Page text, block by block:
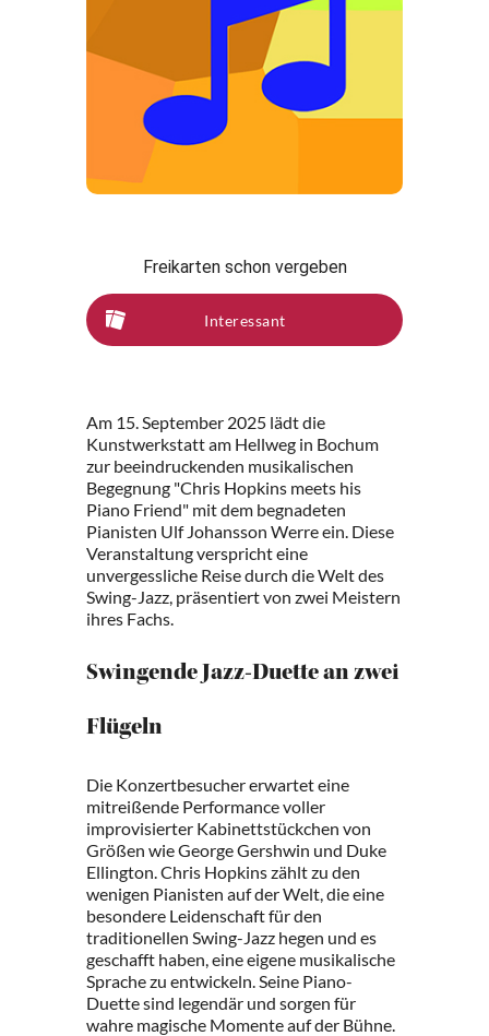
Freikarten schon vergeben
Interessant
Am 15. September 2025 lädt die
Kunstwerkstatt am Hellweg in Bochum
zur beeindruckenden musikalischen
Begegnung "Chris Hopkins meets his
Piano Friend" mit dem begnadeten
Pianisten Ulf Johansson Werre ein. Diese
Veranstaltung verspricht eine
unvergessliche Reise durch die Welt des
Swing-Jazz, präsentiert von zwei Meistern
ihres Fachs.
Swingende Jazz-Duette an zwei
Flügeln
Die Konzertbesucher erwartet eine
mitreißende Performance voller
improvisierter Kabinettstückchen von
Größen wie George Gershwin und Duke
Ellington. Chris Hopkins zählt zu den
wenigen Pianisten auf der Welt, die eine
besondere Leidenschaft für den
traditionellen Swing-Jazz hegen und es
geschafft haben, eine eigene musikalische
Sprache zu entwickeln. Seine Piano-
Duette sind legendär und sorgen für
wahre magische Momente auf der Bühne.